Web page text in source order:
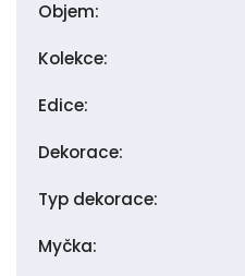
Objem:
Kolekce:
Edice:
Dekorace:
Typ dekorace:
Myčka: